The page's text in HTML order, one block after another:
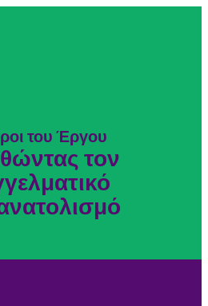
του Έργου
τον